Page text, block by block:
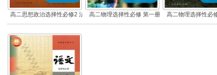
高二思想政治选择性必修2 法
律与生活(部编版)
高二物理选择性必修 第一册 高二物理选择性必